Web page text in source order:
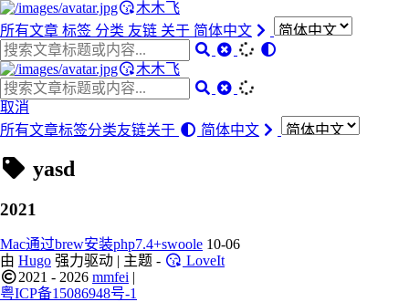
木木飞
所有文章 标签 分类 友链 关于 简体中文
木木飞
取消
所有文章标签分类友链关于 简体中文
yasd
2021
Mac通过brew安装php7.4+swoole 10-06
由 Hugo 强力驱动 | 主题 -
LoveIt
2021 - 2026 mmfei |
粤ICP备15086948号-1